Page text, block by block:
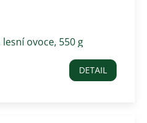
ovoce, 550 g
DETAIL